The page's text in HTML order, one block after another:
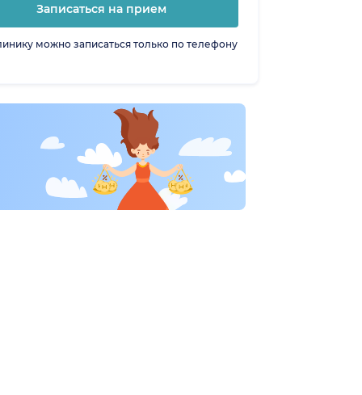
Записаться на прием
можно записаться только по телефону